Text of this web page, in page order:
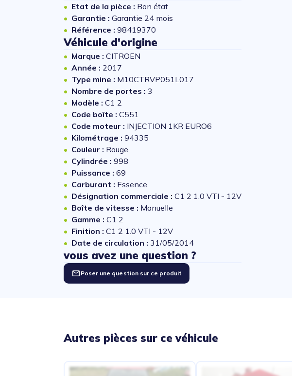
Etat de la pièce : Bon état
Garantie : Garantie 24 mois
Référence : 98419370
Véhicule d'origine
Marque : CITROEN
Année : 2017
Type mine : M10CTRVP051L017
Nombre de portes : 3
Modèle : C1 2
Code boîte : C551
Code moteur : INJECTION 1KR EURO6
Kilométrage : 94335
Couleur : Rouge
Cylindrée : 998
Puissance : 69
Carburant : Essence
Désignation commerciale : C1 2 1.0 VTI - 12V
Boîte de vitesse : Manuelle
Gamme : C1 2
Finition : C1 2 1.0 VTI - 12V
Date de circulation : 31/05/2014
vous avez une question ?
Poser une question sur ce produit
Autres pièces sur ce véhicule